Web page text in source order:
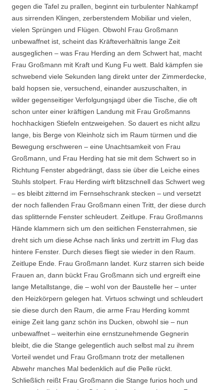
gegen die Tafel zu prallen, beginnt ein turbulenter Nahkampf
aus sirrenden Klingen, zerberstendem Mobiliar und vielen,
vielen Sprüngen und Flügen. Obwohl Frau Großmann
unbewaffnet ist, scheint das Kräfteverhältnis lange Zeit
ausgeglichen – was Frau Herding an dem Schwert hat, macht
Frau Großmann mit Kraft und Kung Fu wett. Bald kämpfen sie
schwebend viele Sekunden lang direkt unter der Zimmerdecke,
bald hopsen sie, versuchend, einander auszuschalten, in
wilder gegenseitiger Verfolgungsjagd über die Tische, die oft
schon unter einer kräftigen Landung mit Frau Großmanns
hochhackigen Stiefeln entzweigehen. So dauert es nicht allzu
lange, bis Berge von Kleinholz sich im Raum türmen und die
Bewegung erschweren – eine Unachtsamkeit von Frau
Großmann, und Frau Herding hat sie mit dem Schwert so in
Richtung Fenster abgedrängt, dass sie über die Leiche eines
Stuhls stolpert. Frau Herding wirft blitzschnell das Schwert weg
– es bleibt zitternd im Fernsehschrank stecken – und versetzt
der noch fallenden Frau Großmann einen Tritt, der diese durch
das splitternde Fenster schleudert. Zeitlupe. Frau Großmanns
Hände klammern sich um den seitlichen Fensterrahmen, sie
dreht sich um diese Achse nach links und zertritt im Flug das
hintere Fenster. Durch dieses fliegt sie wieder in den Raum.
Zeitlupe Ende. Frau Großmann landet. Kurz starren sich beide
Frauen an, dann bückt Frau Großmann sich und ergreift eine
lange Metallstange, die – wohl von der Baustelle her – unter
den Heizkörpern gelegen hat. Virtuos schwingt und schleudert
sie diese durch den Raum, die arme Frau Herding kommt
einige Zeit lang ganz schön ins Ducken, obwohl sie – nun
unbewaffnet – weiterhin eine ernstzunehmende Gegnerin
bleibt, die die Stange gelegentlich auch selbst mal zu ihrem
Vorteil wendet und Frau Großmann trotz der metallenen
Abwehr manches Mal bedenklich auf die Pelle rückt.
Schließlich reißt Frau Großmann die Stange furios hoch und